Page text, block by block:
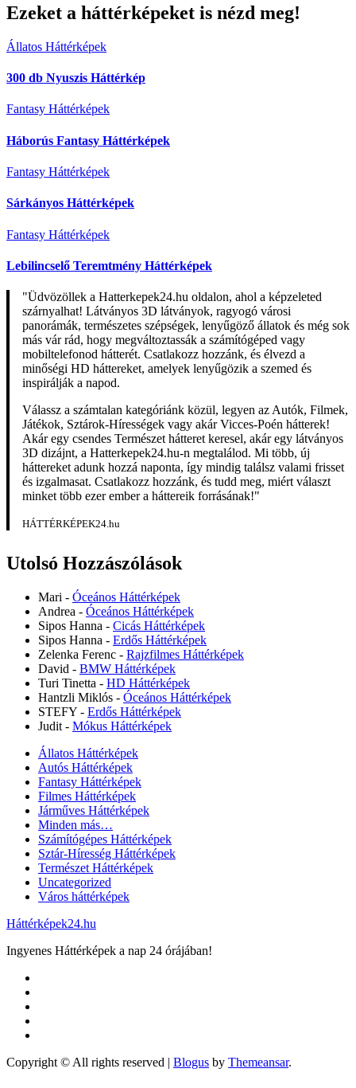
Ezeket a háttérképeket is nézd meg!
Állatos Háttérképek
300 db Nyuszis Háttérkép
Fantasy Háttérképek
Háborús Fantasy Háttérképek
Fantasy Háttérképek
Sárkányos Háttérképek
Fantasy Háttérképek
Lebilincselő Teremtmény Háttérképek
"Üdvözöllek a Hatterkepek24.hu oldalon, ahol a képzeleted
szárnyalhat! Látványos 3D látványok, ragyogó városi
panorámák, természetes szépségek, lenyűgöző állatok és még sok
más vár rád, hogy megváltoztassák a számítógéped vagy
mobiltelefonod hátterét. Csatlakozz hozzánk, és élvezd a
minőségi HD háttereket, amelyek lenyűgözik a szemed és
inspirálják a napod.
Válassz a számtalan kategóriánk közül, legyen az Autók, Filmek,
Játékok, Sztárok-Hírességek vagy akár Vicces-Poén hátterek!
Akár egy csendes Természet hátteret keresel, akár egy látványos
3D dizájnt, a Hatterkepek24.hu-n megtalálod. Mi több, új
háttereket adunk hozzá naponta, így mindig találsz valami frisset
és izgalmasat. Csatlakozz hozzánk, és tudd meg, miért választ
minket több ezer ember a háttereik forrásának!"
HÁTTÉRKÉPEK24.hu
Utolsó Hozzászólások
Mari - Óceános Háttérképek
Andrea - Óceános Háttérképek
Sipos Hanna - Cicás Háttérképek
Sipos Hanna - Erdős Háttérképek
Zelenka Ferenc - Rajzfilmes Háttérképek
David - BMW Háttérképek
Turi Tinetta - HD Háttérképek
Hantzli Miklós - Óceános Háttérképek
STEFY - Erdős Háttérképek
Judit - Mókus Háttérképek
Állatos Háttérképek
Autós Háttérképek
Fantasy Háttérképek
Filmes Háttérképek
Járműves Háttérképek
Minden más…
Számítógépes Háttérképek
Sztár-Híresség Háttérképek
Természet Háttérképek
Uncategorized
Város háttérképek
Háttérképek24.hu
Ingyenes Háttérképek a nap 24 órájában!
Copyright © All rights reserved | Blogus by Themeansar.